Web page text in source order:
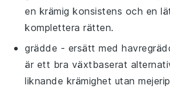
en krämig konsistens och en
komplettera rätten.
grädde - ersätt med
är ett bra växtbaserat
liknande krämighet utan